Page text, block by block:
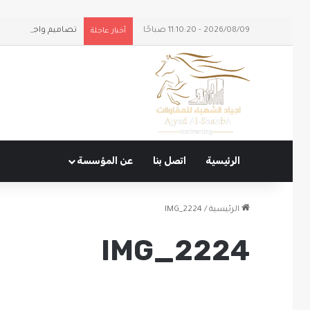
2026/08/09 - 11:10:20 صباحًا أخبار عاجلة تصاميم واجهات
الرئيسية اتصل بنا عن المؤسسة
الرئيسية /
IMG_2224
IMG_2224